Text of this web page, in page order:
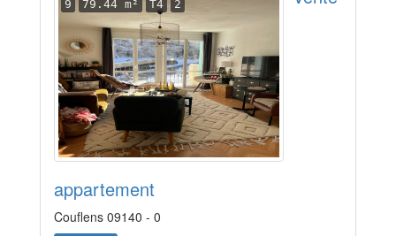
9 79.44 m² T4 2
appartement
Couflens 09140 - 0